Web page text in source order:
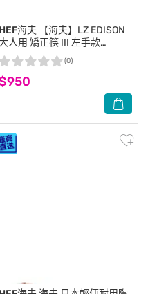
HEF海夫 【海夫】LZ EDISON
人用 矯正筷 III 左手款
(B0003-04)
(0)